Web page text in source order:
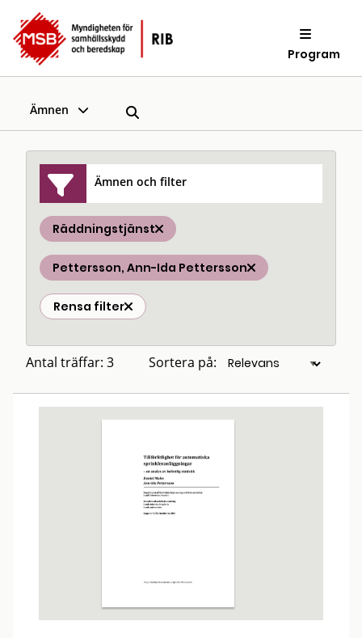
Program
Ämnen
Ämnen och filter
Räddningstjänst
Pettersson, Ann-Ida Pettersson
Rensa filter
Antal träffar: 3 Sortera på: